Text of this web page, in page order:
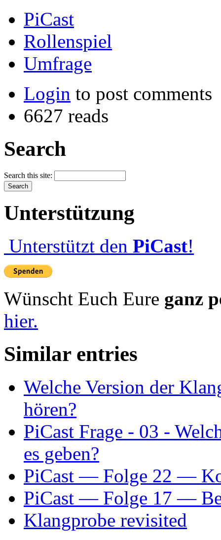
PiCast
Rollenspiel
Umfrage
Login to post comments
6627 reads
Search
Search this site:
Unterstützung
Unterstützt den PiCast!
Wünscht Euch Eure ganz
hier.
Similar entries
Welche Version der
hören?
PiCast Frage - 03 -
es geben?
PiCast — Folge 22 —
PiCast — Folge 17 —
Klangprobe revisited